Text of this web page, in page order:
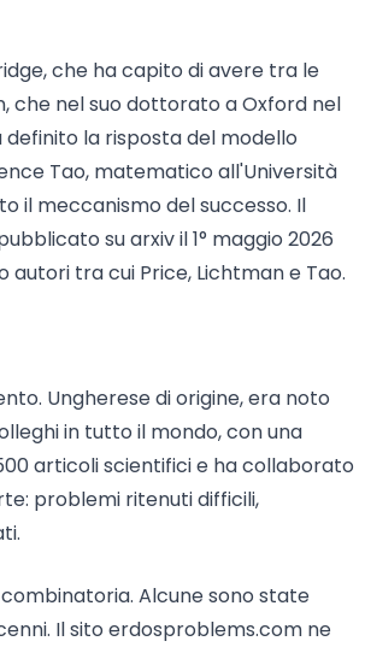
che ha capito di avere tra le
che nel suo dottorato a Oxford nel
la risposta del modello
Tao, matematico all'Università
il meccanismo del successo. Il
su arxiv il 1° maggio 2026
autori tra cui Price, Lichtman e Tao.
Ungherese di origine, era noto
in tutto il mondo, con una
articoli scientifici e ha collaborato
problemi ritenuti difficili,
Alcune sono state
Il sito erdosproblems.com ne